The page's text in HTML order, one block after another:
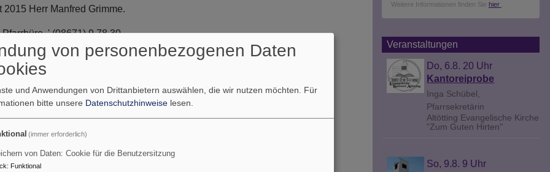
2015 Herr Manfred Grimme.
Pfarrbüro ' (08671) 9 78 30
Weitere Informationen finden Sie hier
Veranstaltungen
Do, 6.8. 20 Uhr
Kantoreiprobe
Inga Schübel,
Pfarrsekretärin
Altötting Evangelische Kirche
"Zum Guten Hirten"
So, 9.8. 9 Uhr
von personenbezogenen Daten
und Anwendungen von Drittanbietern auswählen, die wir nutzen möchten. Für
bitte unsere Datenschutzhinweise lesen.
(immer erforderlich)
von Daten: Cookie für die Benutzersitzung
: Funktional